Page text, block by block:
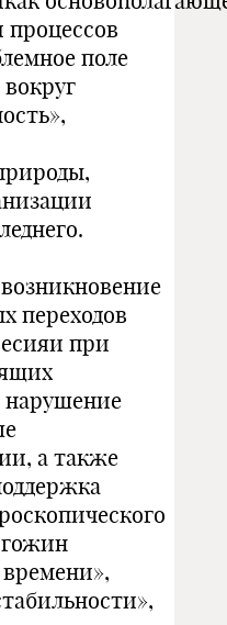
процессов
поле
переходов
при
нарушение
а также